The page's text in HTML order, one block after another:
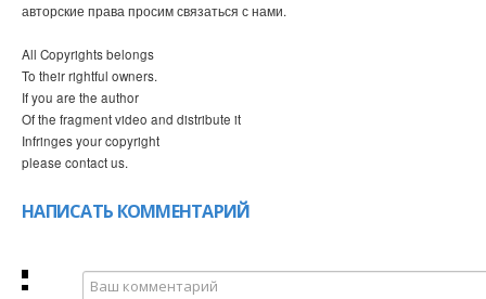
авторские права просим связаться с нами.
All Copyrights belongs
To their rightful owners.
If you are the author
Of the fragment video and distribute it
Infringes your copyright
please contact us.
НАПИСАТЬ КОММЕНТАРИЙ